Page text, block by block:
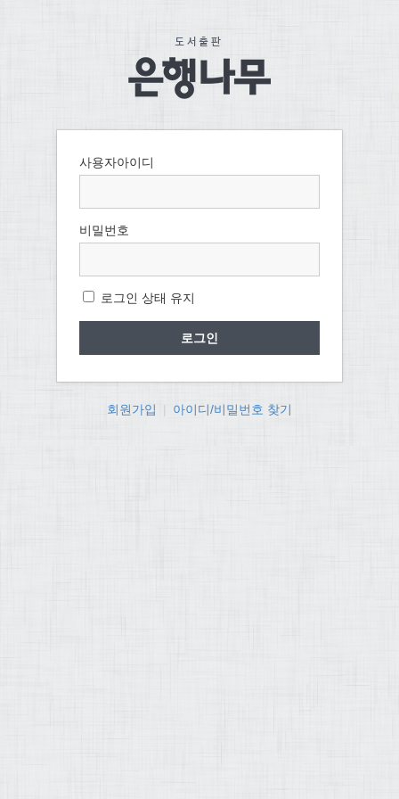
사용자아이디
비밀번호
로그인 상태 유지
회원가입 아이디/비밀번호 찾기